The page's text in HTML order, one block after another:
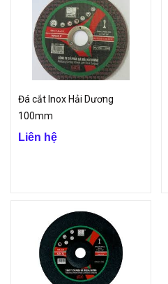
Đá cắt Inox Hải Dương
100mm
Liên hệ